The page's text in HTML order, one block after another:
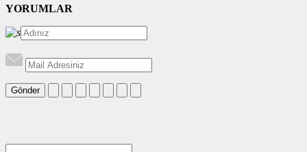
YORUMLAR
Gönder